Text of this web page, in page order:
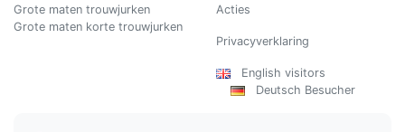
Grote maten trouwjurken
Grote maten korte trouwjurken
Acties
Privacyverklaring
English visitors
Deutsch Besucher